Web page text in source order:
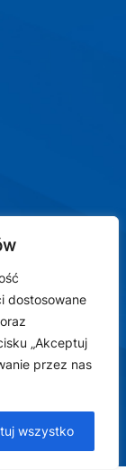
dostosowane
„Akceptuj
przez nas
wszystko